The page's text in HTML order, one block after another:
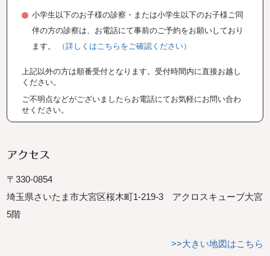
小学生以下のお子様の診察・または小学生以下のお子様ご同
伴の方の診察は、お電話にて事前のご予約をお願いしており
ます。
（詳しくはこちらをご確認ください）
上記以外の方は順番受付となります。受付時間内に直接お越し
ください。
ご不明点などがございましたらお電話にてお気軽にお問い合わ
せください。
アクセス
〒330-0854
埼玉県さいたま市大宮区桜木町1-219-3 アクロスキューブ大宮
5階
>>大きい地図はこちら